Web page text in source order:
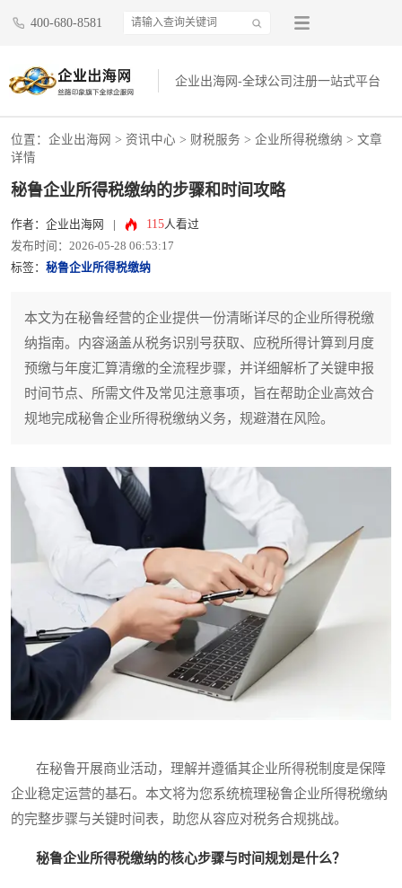
400-680-8581
企业出海网-全球公司注册一站式平台
位置： 企业出海网 > 资讯中心 > 财税服务 > 企业所得税缴纳 > 文章
详情
秘鲁企业所得税缴纳的步骤和时间攻略
作者：企业出海网 115人看过
发布时间：2026-05-28 06:53:17
标签： 秘鲁企业所得税缴纳
本文为在秘鲁经营的企业提供一份清晰详尽的企业所得税缴
纳指南。内容涵盖从税务识别号获取、应税所得计算到月度
预缴与年度汇算清缴的全流程步骤，并详细解析了关键申报
时间节点、所需文件及常见注意事项，旨在帮助企业高效合
规地完成秘鲁企业所得税缴纳义务，规避潜在风险。
在秘鲁开展商业活动，理解并遵循其企业所得税制度是保障
企业稳定运营的基石。本文将为您系统梳理秘鲁企业所得税缴纳
的完整步骤与关键时间表，助您从容应对税务合规挑战。
秘鲁企业所得税缴纳的核心步骤与时间规划是什么？